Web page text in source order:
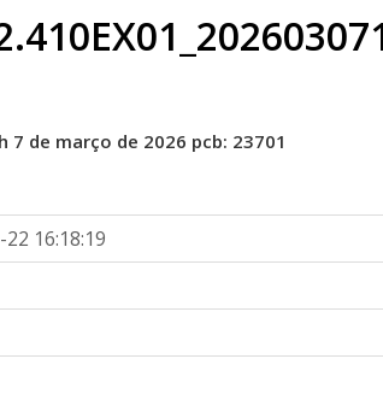
7 de março de 2026 pcb: 23701
16:18:19